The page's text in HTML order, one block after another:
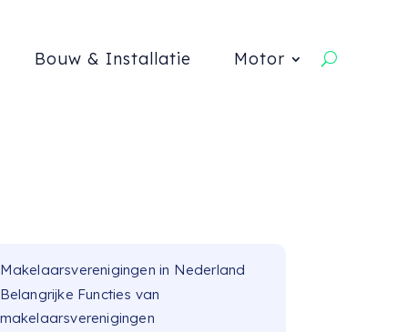
Bouw & Installatie Motor
Makelaarsverenigingen in Nederland
Belangrijke Functies van
makelaarsverenigingen